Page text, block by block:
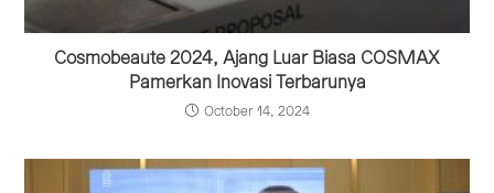
Cosmobeaute 2024, Ajang Luar Biasa COSMAX
Pamerkan Inovasi Terbarunya
October 14, 2024